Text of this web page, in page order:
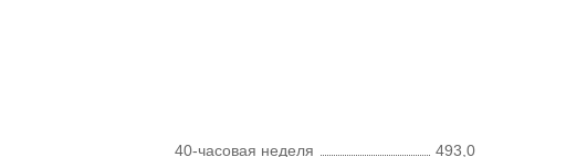
40-часовая неделя
493,0